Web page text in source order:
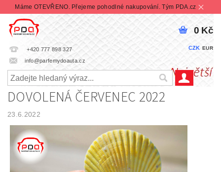
Máme OTEVŘENO. Přejeme pohodlné nakupování. Tým PDA.cz
+420 777 898 327
info@parfemydoauta.cz
CZK EUR
0 Kč
DOVOLENÁ ČERVENEC 2022
23.6.2022